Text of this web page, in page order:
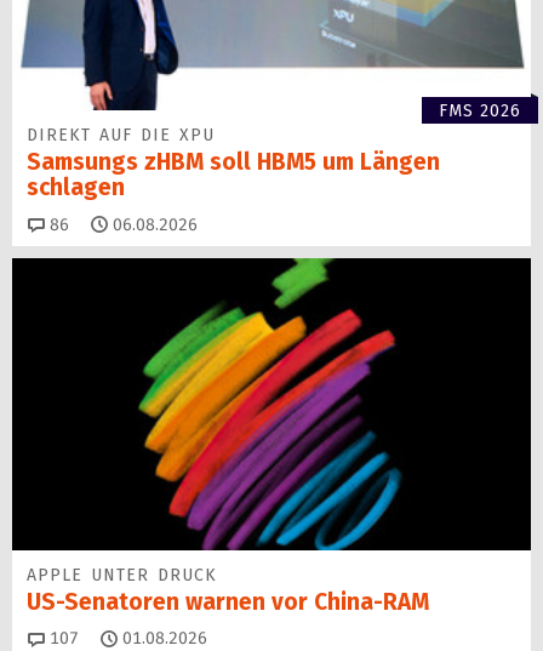
FMS 2026
DIREKT AUF DIE XPU
Samsungs zHBM soll HBM5 um Längen
schlagen
86 Kommentare
06.08.2026
APPLE UNTER DRUCK
US-Senatoren warnen vor China-RAM
107 Kommentare
01.08.2026